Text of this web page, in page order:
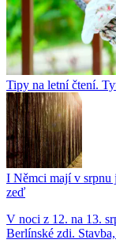
Tipy na letní čtení.
I Němci mají v srpnu
zeď
V noci z 12. na 13.
Berlínské zdi.